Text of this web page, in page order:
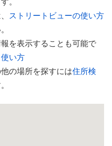
。
ストリートビューの使い方
を表示することも可能で
い方
の場所を探すには住所検